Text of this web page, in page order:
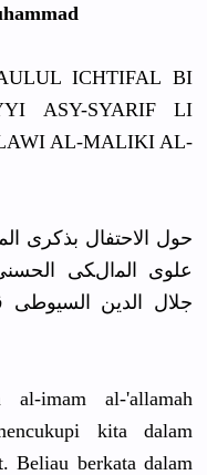
ICHTIFAL BI
ASY-SYARIF LI
AL-MALIKI AL-
ﺣﻮﻝ ﺍﻻﺣﺘﻔﺎﻝ ﺑﺬﻛﺮﻯ
ﻋﻠﻮﻯ ﺍﻟﻤالﻜﻰ
ﺟﻼﻝ ﺍﻟﺪﻳﻦ ﺍﻟﺴﻴﻮﻃﻰ
al-imam al-'allamah
kita dalam
Beliau berkata dalam